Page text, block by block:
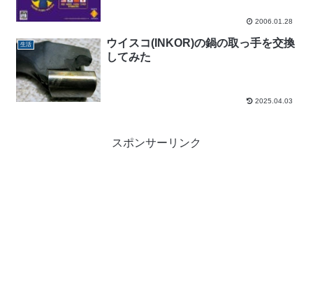
2006.01.28
生活
ウイスコ(INKOR)の鍋の取っ手を交換
してみた
2025.04.03
スポンサーリンク